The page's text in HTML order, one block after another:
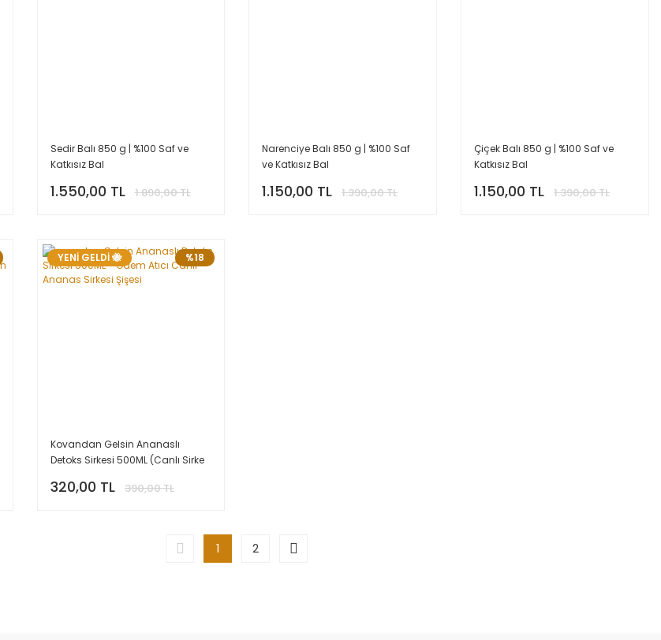
Sedir Balı 850 g | %100 Saf ve
Katkısız Bal
1.550,00 TL 1.890,00 TL
Narenciye Balı 850 g | %100 Saf
ve Katkısız Bal
1.150,00 TL 1.390,00 TL
Çiçek Balı 850 g | %100 Saf ve
Katkısız Bal
1.150,00 TL 1.390,00 TL
%18
YENİ GELDİ 🐝
Kovandan Gelsin Ananaslı
Detoks Sirkesi 500ML (Canlı Sirke
320,00 TL 390,00 TL
1 2